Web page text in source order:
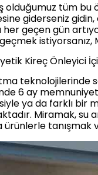
olduğumuz tüm
giderseniz
her geçen gün
Kireç Önleyici
6 ay
ya da farklı bir
Miramak, su
tanışmak